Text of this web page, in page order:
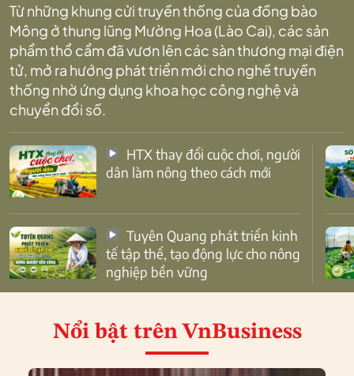
Từ những khung cửi truyền thống của đồng bào
Mông ở thung lũng Mường Hoa (Lào Cai), các sản
phẩm thổ cẩm đã vươn lên các sàn thương mại điện
tử, mở ra hướng phát triển mới cho nghề truyền
thống nhờ ứng dụng khoa học công nghệ và
chuyển đổi số.
dân làm nông theo cách mới
tế tập thể, tạo động lực cho nông
nghiệp bền vững
Nổi bật trên VnBusiness